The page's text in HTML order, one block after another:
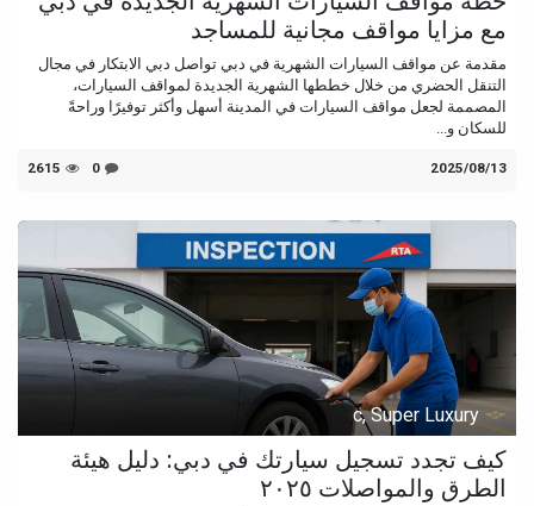
مع مزايا مواقف مجانية للمساجد
مقدمة عن مواقف السيارات الشهرية في دبي تواصل دبي الابتكار في مجال
التنقل الحضري من خلال خططها الشهرية الجديدة لمواقف السيارات،
المصممة لجعل مواقف السيارات في المدينة أسهل وأكثر توفيرًا وراحةً
للسكان و...
13‏/08‏/2025
0
2615
c, Super Luxury
كيف تجدد تسجيل سيارتك في دبي: دليل هيئة
الطرق والمواصلات ٢٠٢٥